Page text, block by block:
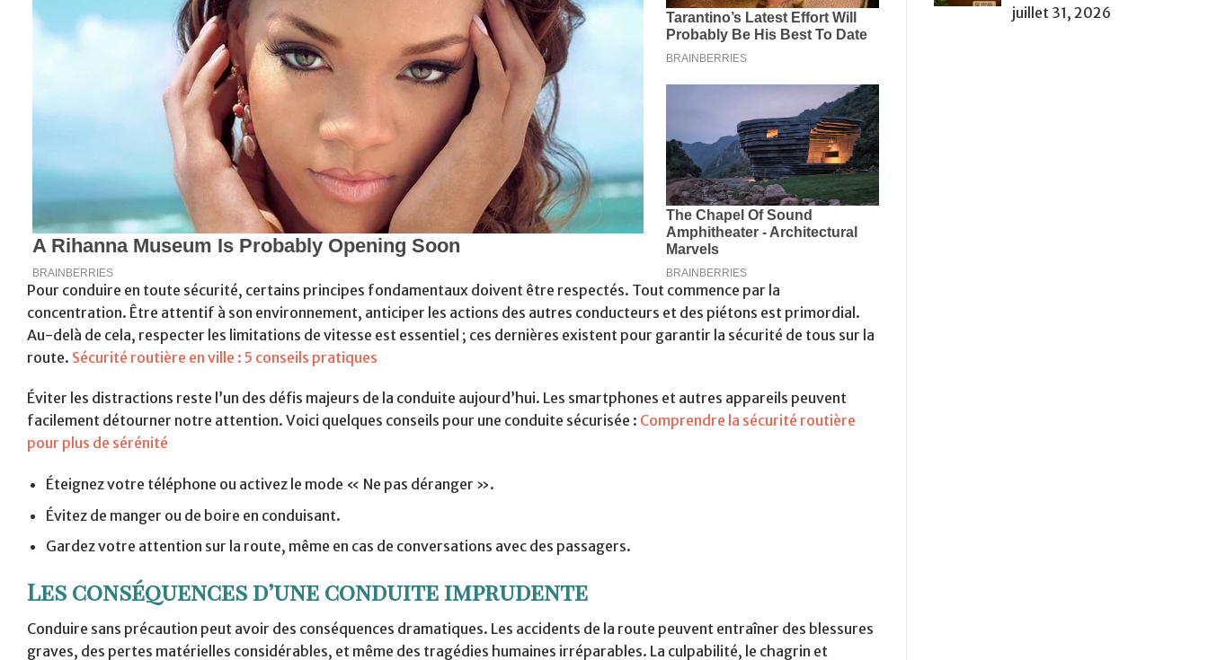
Pour conduire en toute sécurité, certains principes fondamentaux doivent être respectés. Tout commence par la
concentration. Être attentif à son environnement, anticiper les actions des autres conducteurs et des piétons est primordial.
Au-delà de cela, respecter les limitations de vitesse est essentiel ; ces dernières existent pour garantir la sécurité de tous sur la
route. Sécurité routière en ville : 5 conseils pratiques
Éviter les distractions reste l’un des défis majeurs de la conduite aujourd’hui. Les smartphones et autres appareils peuvent
facilement détourner notre attention. Voici quelques conseils pour une conduite sécurisée : Comprendre la sécurité routière
pour plus de sérénité
Éteignez votre téléphone ou activez le mode « Ne pas déranger ».
Évitez de manger ou de boire en conduisant.
Gardez votre attention sur la route, même en cas de conversations avec des passagers.
Les conséquences d’une conduite imprudente
Conduire sans précaution peut avoir des conséquences dramatiques. Les accidents de la route peuvent entraîner des blessures
graves, des pertes matérielles considérables, et même des tragédies humaines irréparables. La culpabilité, le chagrin et
juillet 31, 2026